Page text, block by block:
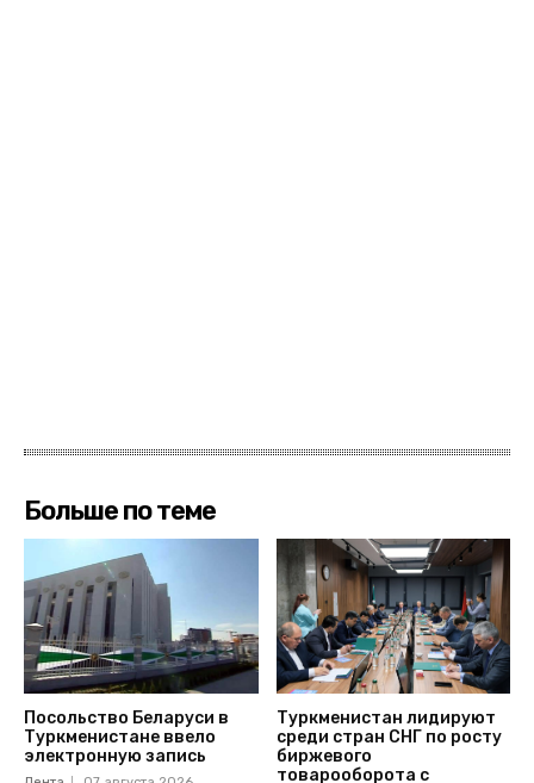
Больше по теме
Посольство Беларуси в
Туркменистане ввело
электронную запись
Туркменистан лидируют
среди стран СНГ по росту
биржевого
товарооборота с